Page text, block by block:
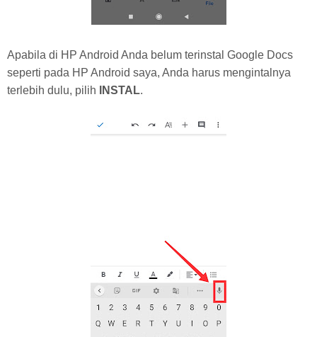
Apabila di HP Android Anda belum terinstal Google Docs
seperti pada HP Android saya, Anda harus mengintalnya
terlebih dulu, pilih
INSTAL.